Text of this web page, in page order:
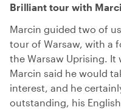
Brilliant tour with
Marcin guided two of
tour of Warsaw, with a
the Warsaw Uprising. It
Marcin said he would
interest, and he
outstanding, his